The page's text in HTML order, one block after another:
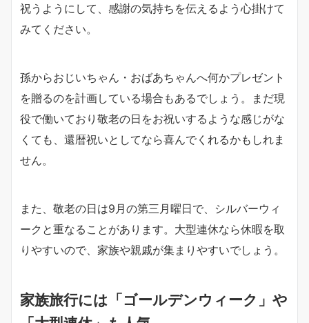
祝うようにして、感謝の気持ちを伝えるよう心掛けて
みてください。
孫からおじいちゃん・おばあちゃんへ何かプレゼント
を贈るのを計画している場合もあるでしょう。まだ現
役で働いており敬老の日をお祝いするような感じがな
くても、還暦祝いとしてなら喜んでくれるかもしれま
せん。
また、敬老の日は9月の第三月曜日で、シルバーウィ
ークと重なることがあります。大型連休なら休暇を取
りやすいので、家族や親戚が集まりやすいでしょう。
家族旅行には「ゴールデンウィーク」や